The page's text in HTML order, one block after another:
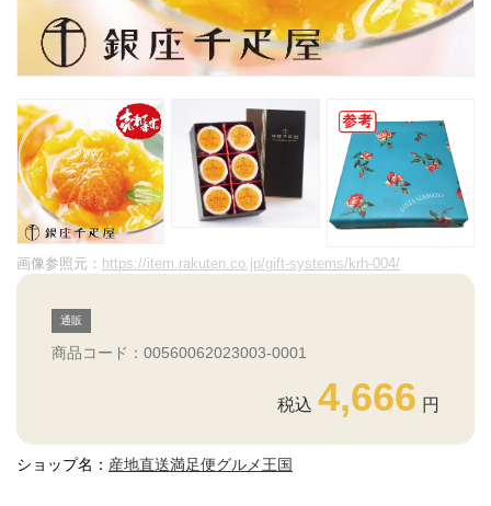
画像参照元： https://item.rakuten.co.jp/gift-systems/krh-004/
通販
商品コード：00560062023003-0001
4,666
ショップ名： 産地直送満足便グルメ王国